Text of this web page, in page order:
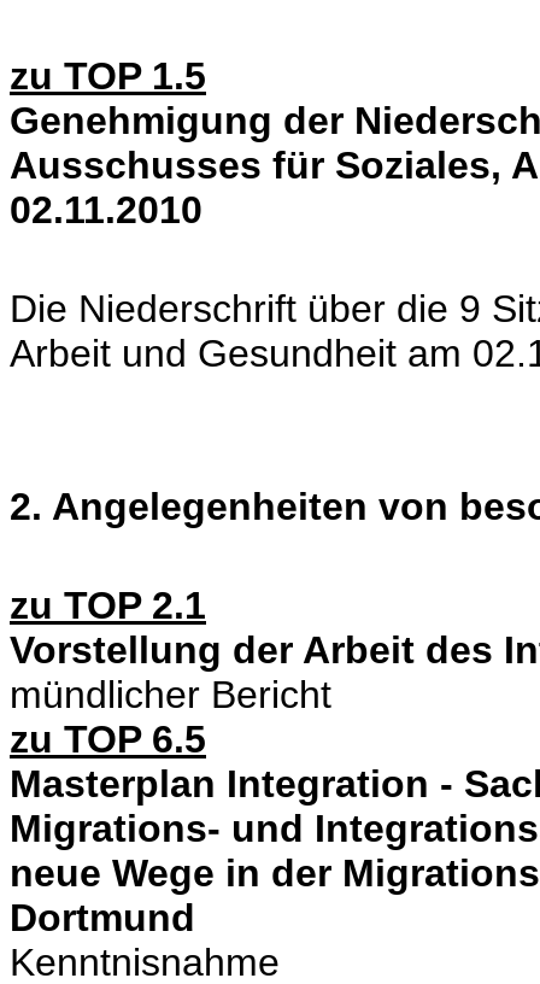
zu TOP 1.5
Genehmigung der
Ausschusses für Soziales,
02.11.2010
Die Niederschrift über die 9
Arbeit und Gesundheit am
2. Angelegenheiten von
zu TOP 2.1
Vorstellung der Arbeit des
mündlicher Bericht
zu TOP 6.5
Masterplan Integration -
Migrations- und
neue Wege in der
Dortmund
Kenntnisnahme